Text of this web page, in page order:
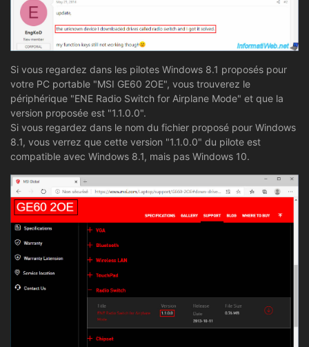
Si vous regardez dans les pilotes Windows 8.1 proposés pour
votre PC portable "MSI GE60 2OE", vous trouverez le
périphérique "ENE Radio Switch for Airplane Mode" et que la
version proposée est "1.1.0.0".
Si vous regardez dans le nom du fichier proposé pour Windows
8.1, vous verrez que cette version "1.1.0.0" du pilote est
compatible avec Windows 8.1, mais pas Windows 10.